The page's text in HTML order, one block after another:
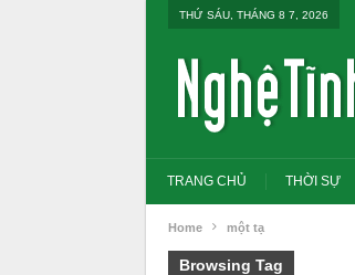
THỨ SÁU, THÁNG 8 7, 2026
TRANG CHỦ THỜI SỰ
Home một tạ
Browsing Tag